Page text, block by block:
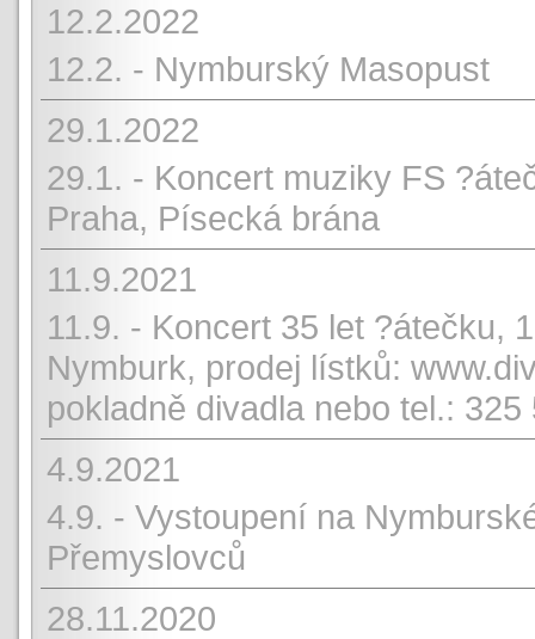
12.2.2022
12.2. - Nymburský Masopust
29.1.2022
29.1. - Koncert muziky FS
Praha, Písecká brána
11.9.2021
11.9. - Koncert 35 let ?átečku,
Nymburk, prodej lístků:
pokladně divadla nebo tel.: 325
4.9.2021
4.9. - Vystoupení na
Přemyslovců
28.11.2020